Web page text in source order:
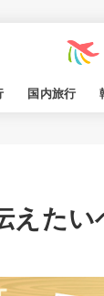
国内旅行
えたい